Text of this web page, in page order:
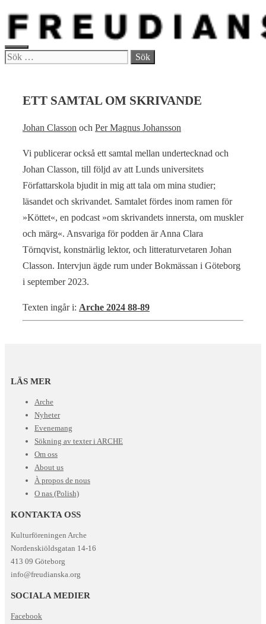
Hoppa
innehåll
MENY
Sök
ETT SAMTAL OM SKRIVANDE
Johan Classon och Per Magnus Johansson
Vi publicerar också ett samtal mellan undertecknad och
Johan Classon, till följd av att Lunds universitets
Författarskola bjudit in mig att tala om mina studier;
läsandet och skrivandet. Samtalet fördes inom ramen för
»Köttet«, en podcast »om skrivandets innersta, om muskler
och märg«. Ansvariga för podden är Anna Clara
Törnqvist, konstnärlig lektor, och litteraturvetaren Johan
Classon. Intervjun ägde rum under Bokmässan i Göteborg
i september 2023.
Texten ingår i: Arche 2024 88-89
LÄS MER
Arche
Nyheter
Evenemang
Sökning av texter i ARCHE
Om oss
About us
À propos de nous
O nas (Polish)
KONTAKTA OSS
Kulturföreningen Arche
Nordenskiöldsgatan 14-16
413 09 Göteborg
info@freudianska.org
SOCIALA MEDIER
Facebook